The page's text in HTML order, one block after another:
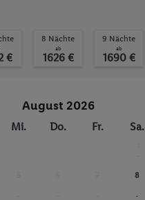
€
8 Nächte
ab
1626 €
9 Nächte
ab
1690 €
August 2026
Mi. Do. Fr. Sa.
8
-